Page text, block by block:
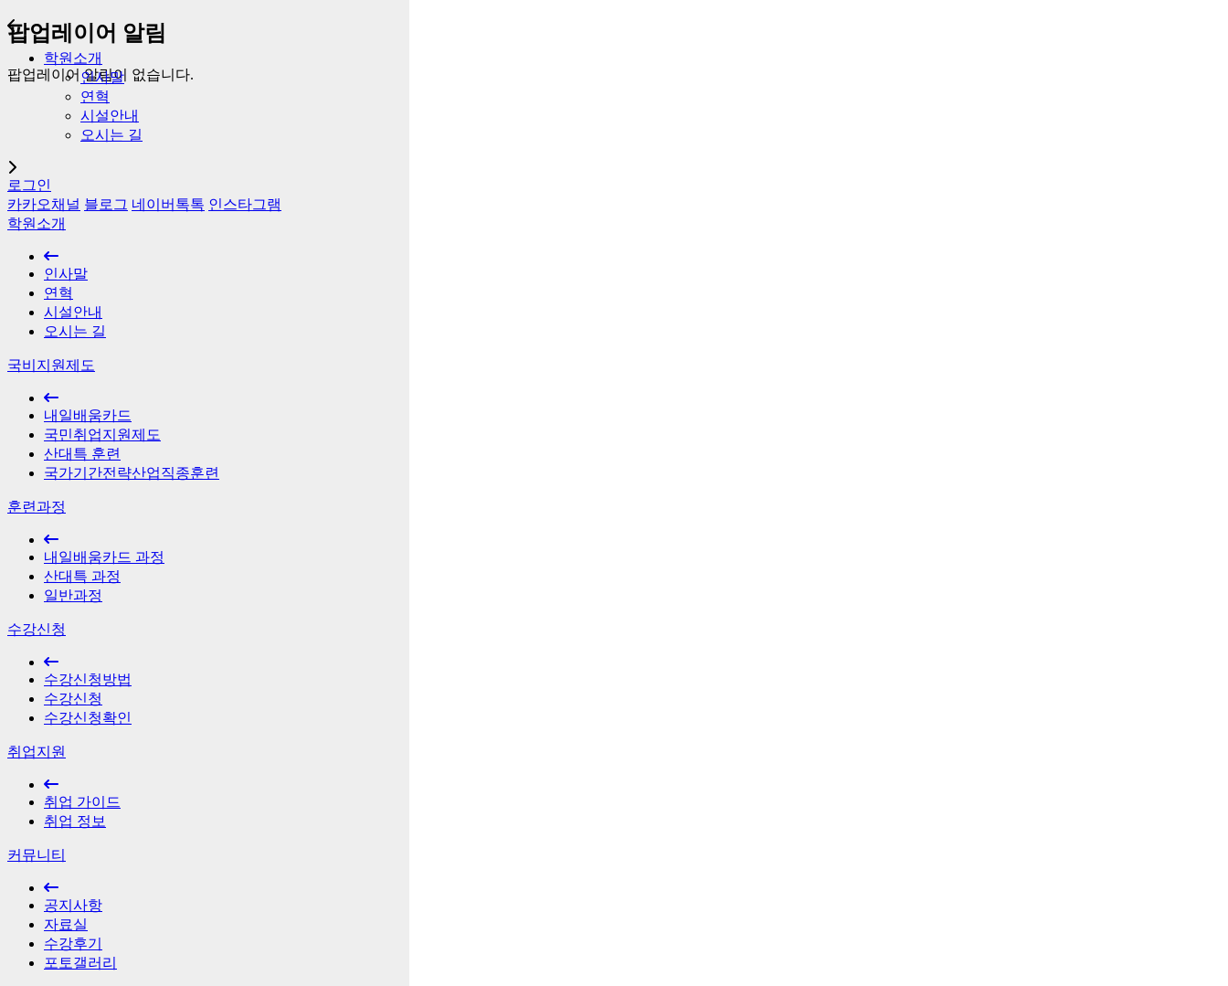
팝업레이어 알림
팝업레이어 알림이 없습니다.
학원소개
인사말
연혁
시설안내
오시는 길
로그인
카카오채널 블로그 네이버톡톡 인스타그램
학원소개
인사말
연혁
시설안내
오시는 길
국비지원제도
내일배움카드
국민취업지원제도
산대특 훈련
국가기간전략산업직종훈련
훈련과정
내일배움카드 과정
산대특 과정
일반과정
수강신청
수강신청방법
수강신청
수강신청확인
취업지원
취업 가이드
취업 정보
커뮤니티
공지사항
자료실
수강후기
포토갤러리